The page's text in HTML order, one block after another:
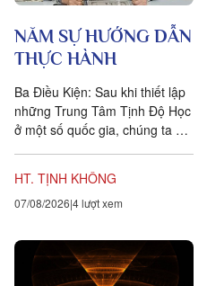
NĂM SỰ HƯỚNG DẪN
THỰC HÀNH
Ba Điều Kiện: Sau khi thiết lập
những Trung Tâm Tịnh Độ Học
ở một số quốc gia, chúng ta đặt
HT. TỊNH KHÔNG
07/08/2026 4 lượt xem